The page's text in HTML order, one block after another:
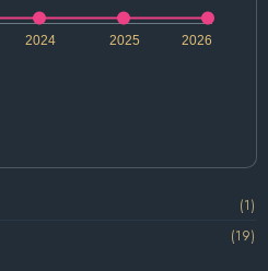
2024 2026
2025
(1)
(19)